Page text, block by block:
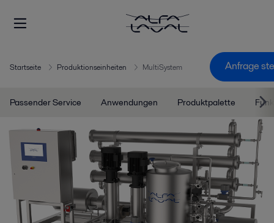
Startseite Produktionseinheiten MultiSystem Anfrage
Passender Service Anwendungen Produktpalette